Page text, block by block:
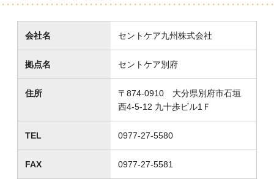
会社名 セントケア九州株式会社
拠点名 セントケア別府
住所
〒874-0910 大分県別府市石垣
西4-5-12 九十歩ビル1Ｆ
TEL 0977-27-5580
FAX 0977-27-5581